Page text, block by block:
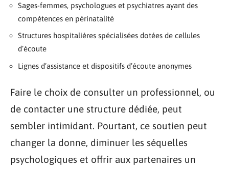
Sages-femmes, psychologues et psychiatres ayant des
compétences en périnatalité
Structures hospitalières spécialisées dotées de cellules
d’écoute
Lignes d’assistance et dispositifs d’écoute anonymes
Faire le choix de consulter un professionnel, ou
de contacter une structure dédiée, peut
sembler intimidant. Pourtant, ce soutien peut
changer la donne, diminuer les séquelles
psychologiques et offrir aux partenaires un